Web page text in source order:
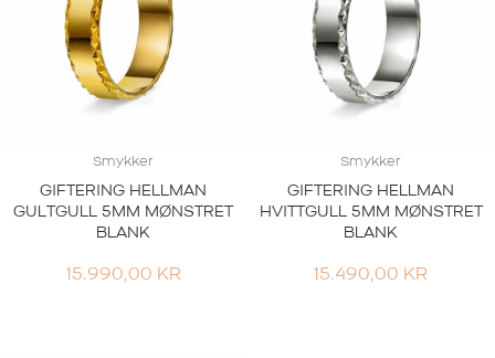
Smykker
GIFTERING HELLMAN
GULTGULL 5MM MØNSTRET
BLANK
15.990,00 KR
Smykker
GIFTERING HELLMAN
HVITTGULL 5MM MØNSTRET
BLANK
15.490,00 KR